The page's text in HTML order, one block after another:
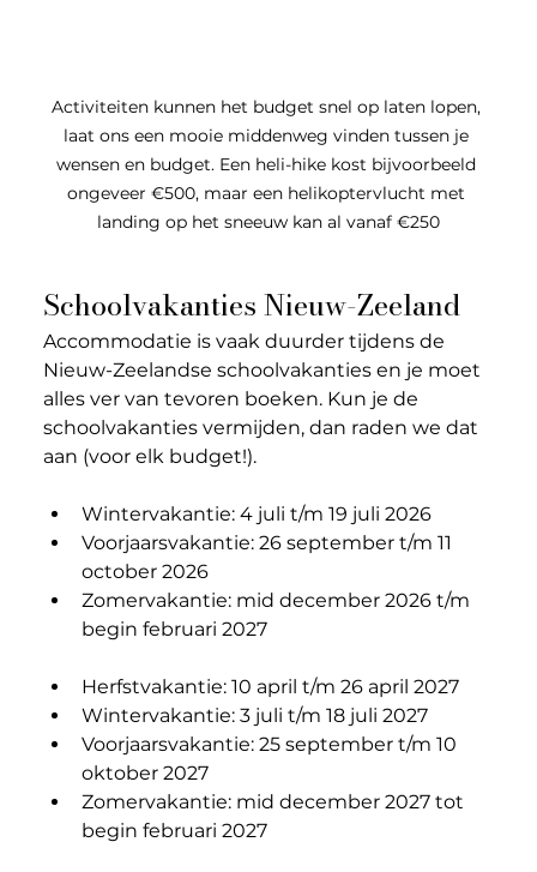
Activiteiten kunnen het budget snel op laten lopen,
laat ons een mooie middenweg vinden tussen je
wensen en budget. Een heli-hike kost bijvoorbeeld
ongeveer €500, maar een helikoptervlucht met
landing op het sneeuw kan al vanaf €250
Schoolvakanties Nieuw-Zeeland
Accommodatie is vaak duurder tijdens de
Nieuw-Zeelandse schoolvakanties en je moet
alles ver van tevoren boeken. Kun je de
schoolvakanties vermijden, dan raden we dat
aan (voor elk budget!).
Wintervakantie: 4 juli t/m 19 juli 2026
Voorjaarsvakantie: 26 september t/m 11
october 2026
Zomervakantie: mid december 2026 t/m
begin februari 2027
Herfstvakantie: 10 april t/m 26 april 2027
Wintervakantie: 3 juli t/m 18 juli 2027
Voorjaarsvakantie: 25 september t/m 10
oktober 2027
Zomervakantie: mid december 2027 tot
begin februari 2027